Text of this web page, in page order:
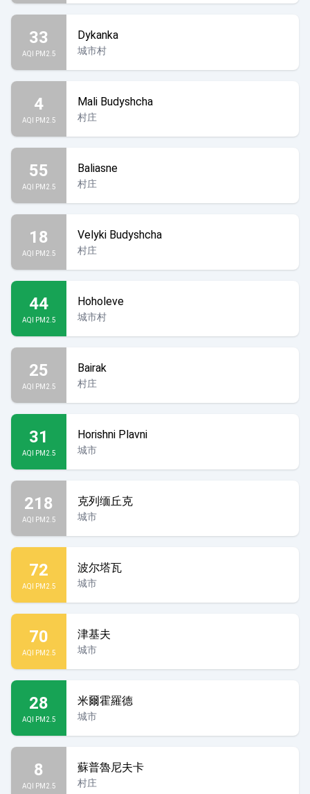
33
AQI PM2.5
Dykanka
城市村
4
AQI PM2.5
Mali Budyshcha
村庄
55
AQI PM2.5
Baliasne
村庄
18
AQI PM2.5
Velyki Budyshcha
村庄
44
AQI PM2.5
Hoholeve
城市村
25
AQI PM2.5
Bairak
村庄
31
AQI PM2.5
Horishni Plavni
城市
218
AQI PM2.5
克列缅丘克
城市
72
AQI PM2.5
波尔塔瓦
城市
70
AQI PM2.5
津基夫
城市
28
AQI PM2.5
米爾霍羅德
城市
8
AQI PM2.5
蘇普魯尼夫卡
村庄